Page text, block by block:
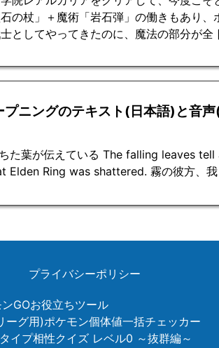
石の杖」＋魔術「岩石弾」の働きもあり
としてやってきたのに、魔法の部分が
プニングのテキスト(日本語)と音
た葉が伝えている The falling leaves
Elden Ring was shattered. 霧の彼方、
プライバシーポリシー
GOお役立ちツール
ーグ用)ポケモン個体値一括チェッカー
イプ相性クイズ レベル0 ～抜群編～